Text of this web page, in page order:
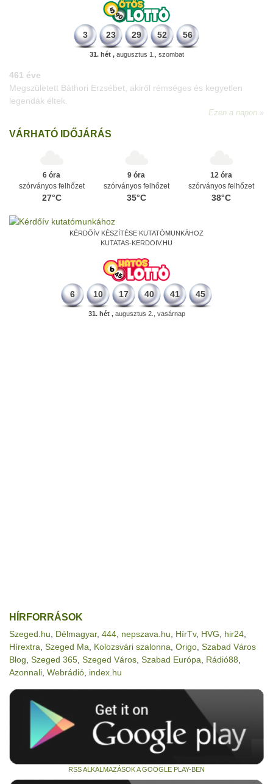
3 23 29 52 56
31. hét ,augusztus 1., szombat
196 éve
Megszületett Kondor Gusztáv csillagász, matematikus, egyetemi
tanár, akadémikus.
Ezen a napon
VÁRHATÓ IDŐJÁRÁS
6 óra
szórványos felhőzet
27°C
9 óra
szórványos felhőzet
35°C
12 óra
szórványos felhőzet
38°C
KÉRDŐÍV KÉSZÍTÉSE KUTATÓMUNKÁHOZ
KUTATAS-KERDOIV.HU
6 10 17 40 41 45
31. hét ,augusztus 2., vasárnap
HÍRFORRÁSOK
Szeged.hu Délmagyar, 444 nepszava.hu HírTv, HVG hir24
Hírextra Szeged Ma Kolozsvári szalonna Origo Szabad Város
Blog Szeged 365 Szeged Város Szabad Európa Rádió88
Azonnali Webrádió index.hu
RSS ALKALMAZÁSOK A GOOGLE PLAY-BEN